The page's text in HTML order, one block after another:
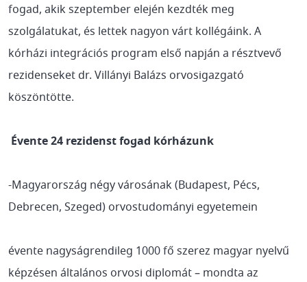
fogad, akik szeptember elején kezdték meg
szolgálatukat, és lettek nagyon várt kollégáink. A
kórházi integrációs program első napján a résztvevő
rezidenseket dr. Villányi Balázs orvosigazgató
köszöntötte.
Évente 24 rezidenst fogad kórházunk
-Magyarország négy városának (Budapest, Pécs,
Debrecen, Szeged) orvostudományi egyetemein
évente nagyságrendileg 1000 fő szerez magyar nyelvű
képzésen általános orvosi diplomát – mondta az